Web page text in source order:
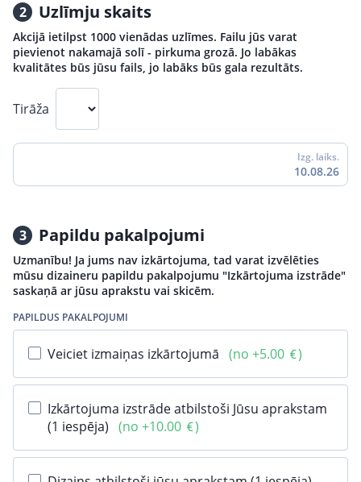
2 Uzlīmju skaits
Akcijā ietilpst 1000 vienādas uzlīmes. Failu jūs varat
pievienot nakamajā solī - pirkuma grozā. Jo labākas
kvalitātes būs jūsu fails, jo labāks būs gala rezultāts.
Tirāža
Izg. laiks.
10.08.26
3 Papildu pakalpojumi
Uzmanību! Ja jums nav izkārtojuma, tad varat izvēlēties
mūsu dizaineru papildu pakalpojumu "Izkārtojuma izstrāde"
saskaņā ar jūsu aprakstu vai skicēm.
PAPILDUS PAKALPOJUMI
Veiciet izmaiņas izkārtojumā (no +5.00 )
Izkārtojuma izstrāde atbilstoši Jūsu aprakstam
(1 iespēja) (no +10.00 )